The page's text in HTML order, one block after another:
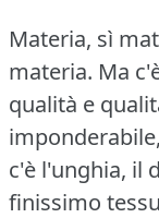
Materia, sì
materia. Ma
qualità e
c'è l'unghia, il
finissimo